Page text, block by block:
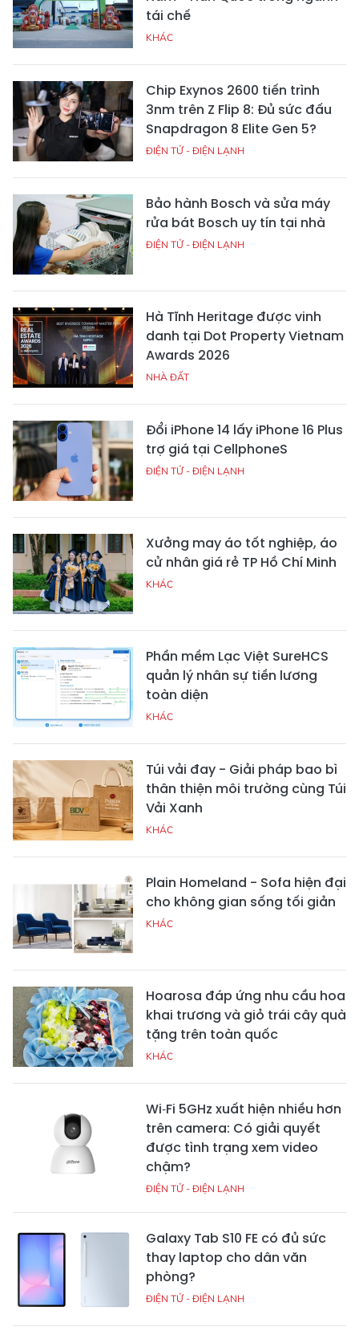
tái chế
KHÁC
Chip Exynos 2600 tiến trình
3nm trên Z Flip 8: Đủ sức đấu
Snapdragon 8 Elite Gen 5?
ĐIỆN TỬ - ĐIỆN LẠNH
Bảo hành Bosch và sửa máy
rửa bát Bosch uy tín tại nhà
ĐIỆN TỬ - ĐIỆN LẠNH
Hà Tĩnh Heritage được vinh
danh tại Dot Property Vietnam
Awards 2026
NHÀ ĐẤT
Đổi iPhone 14 lấy iPhone 16 Plus
trợ giá tại CellphoneS
ĐIỆN TỬ - ĐIỆN LẠNH
Xưởng may áo tốt nghiệp, áo
cử nhân giá rẻ TP Hồ Chí Minh
KHÁC
Phần mềm Lạc Việt SureHCS
quản lý nhân sự tiền lương
toàn diện
KHÁC
Túi vải đay - Giải pháp bao bì
thân thiện môi trường cùng Túi
Vải Xanh
KHÁC
Plain Homeland - Sofa hiện đại
cho không gian sống tối giản
KHÁC
Hoarosa đáp ứng nhu cầu hoa
khai trương và giỏ trái cây quà
tặng trên toàn quốc
KHÁC
Wi‑Fi 5GHz xuất hiện nhiều hơn
trên camera: Có giải quyết
được tình trạng xem video
chậm?
ĐIỆN TỬ - ĐIỆN LẠNH
Galaxy Tab S10 FE có đủ sức
thay laptop cho dân văn
phòng?
ĐIỆN TỬ - ĐIỆN LẠNH